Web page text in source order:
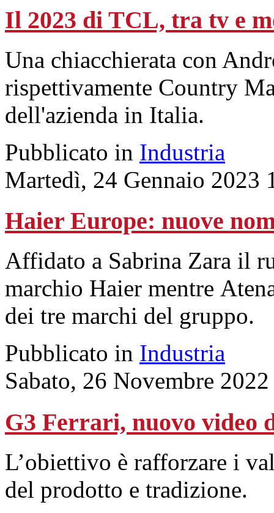
Il 2023 di TCL, tra tv e
Una chiacchierata con
rispettivamente Country
dell'azienda in Italia.
Pubblicato in Industria
Martedì, 24 Gennaio 2023
Haier Europe: nuove
Affidato a Sabrina Zara il
marchio Haier mentre
dei tre marchi del gruppo.
Pubblicato in Industria
Sabato, 26 Novembre
G3 Ferrari, nuovo video
L’obiettivo è rafforzare i
del prodotto e tradizione.